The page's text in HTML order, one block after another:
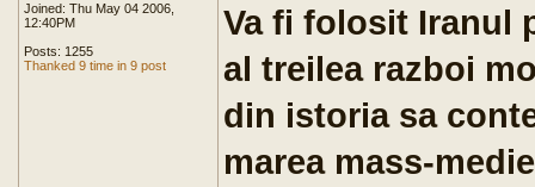
Joined: Thu May 04 2006,
12:40PM
Posts: 1255
Thanked 9 time in 9 post
Va fi folosit Iranul
al treilea razboi
din istoria sa
marea mass-